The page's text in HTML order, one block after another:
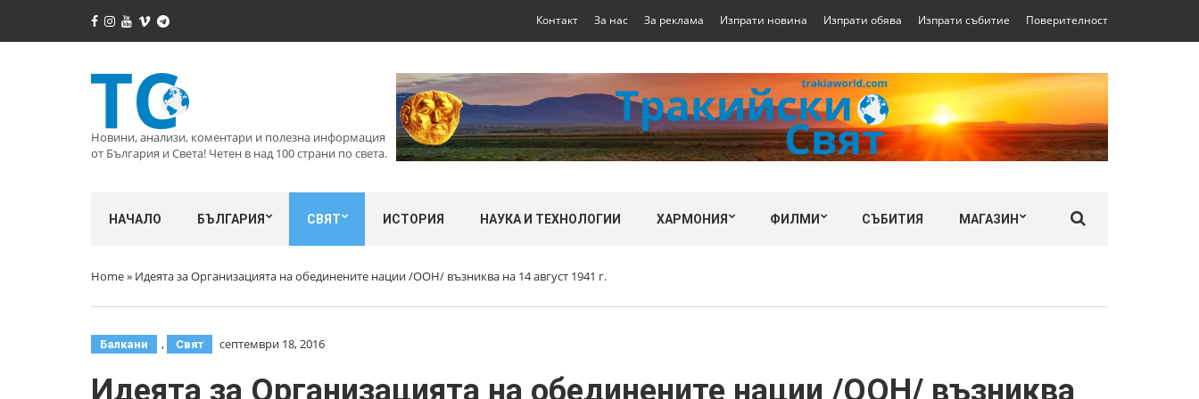
Контакт За нас За реклама Изпрати новина Изпрати обява Изпрати събитие Поверителност
Новини, анализи, коментари и полезна информация
от България и Света! Четен в над 100 страни по света.
НАЧАЛО БЪЛГАРИЯ СВЯТ ИСТОРИЯ НАУКА И ТЕХНОЛОГИИ ХАРМОНИЯ ФИЛМИ СЪБИТИЯ МАГАЗИН
Home» Идеята за Организацията на обединените нации /ООН/ възниква на 14 август 1941 г.
Балкани , Свят септември 18, 2016
Идеята за Организацията на обединените нации /ООН/ възниква